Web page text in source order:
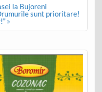
la Bujoreni
sunt prioritare!
»